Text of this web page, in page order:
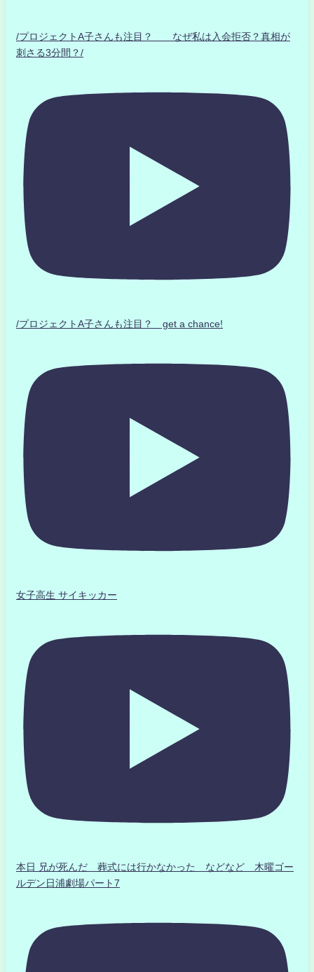
/プロジェクトA子さんも注目？ なぜ私は入会拒否？真相が
刺さる3分間？/
/プロジェクトA子さんも注目？ get a chance!
女子高生 サイキッカー
本日 兄が死んだ 葬式には行かなかった などなど 木曜ゴー
ルデン日浦劇場パート7